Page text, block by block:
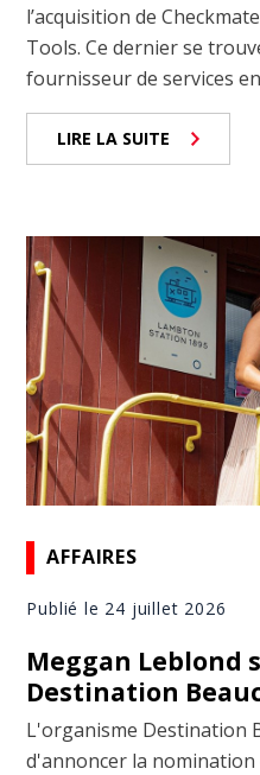
l’acquisition de
Tools. Ce dernier se
fournisseur de services en
LIRE LA SUITE
AFFAIRES
Publié le 24 juillet 2026
Meggan Leblond
Destination
L'organisme Destination
d'annoncer la